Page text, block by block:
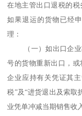
在地主管出口退税的税
如果退运的货物已经
理：
（一）如出口企业
号的货物重新出口，
企业应持有关凭证其
税”及“进货退出及索取
业凭单冲减当期销售收